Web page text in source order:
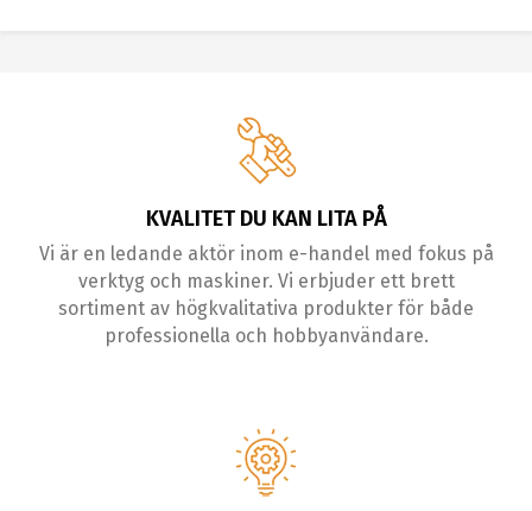
KVALITET DU KAN LITA PÅ
Vi är en ledande aktör inom e-handel med fokus på
verktyg och maskiner. Vi erbjuder ett brett
sortiment av högkvalitativa produkter för både
professionella och hobbyanvändare.